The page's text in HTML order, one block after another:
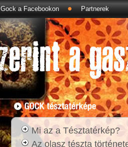
Gock a Facebookon Partnerek
Mi az a Tésztatérkép?
Az olasz tészta